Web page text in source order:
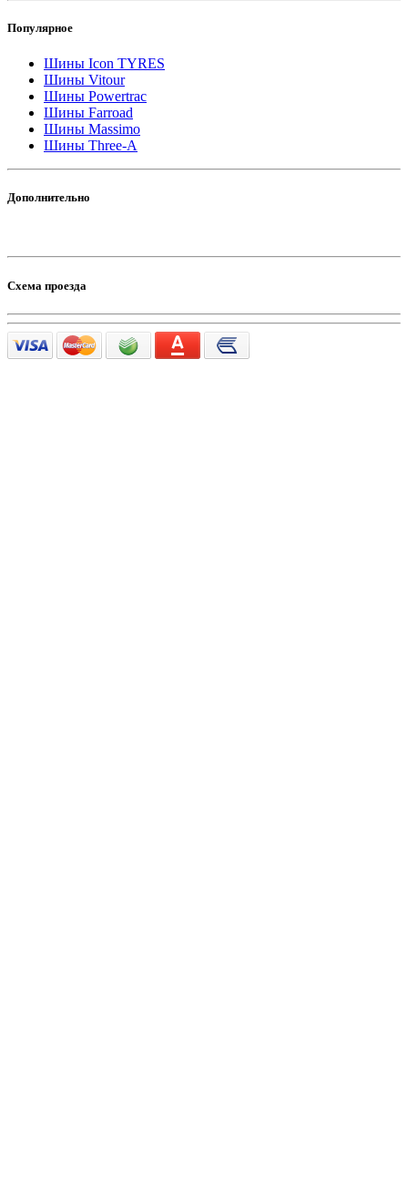
Популярное
Шины Icon TYRES
Шины Vitour
Шины Powertrac
Шины Farroad
Шины Massimo
Шины Three-A
Дополнительно
Схема проезда